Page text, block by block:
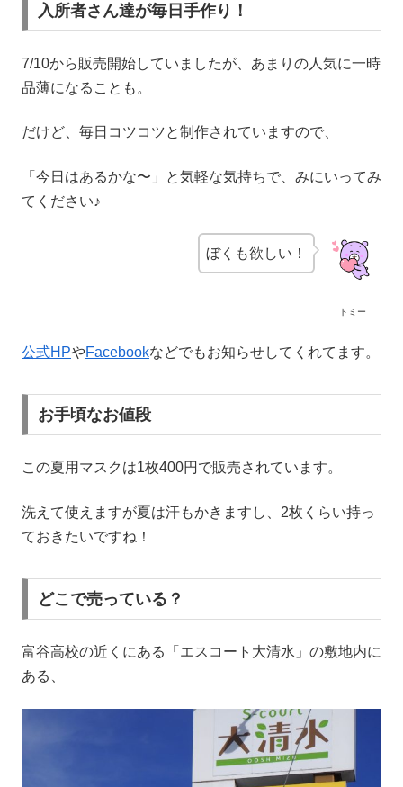
入所者さん達が毎日手作り！
7/10から販売開始していましたが、あまりの人気に一時
品薄になることも。
だけど、毎日コツコツと制作されていますので、
「今日はあるかな〜」と気軽な気持ちで、みにいってみ
てください♪
トミー
ぼくも欲しい！
公式HPやFacebookなどでもお知らせしてくれてます。
お手頃なお値段
この夏用マスクは1枚400円で販売されています。
洗えて使えますが夏は汗もかきますし、2枚くらい持っ
ておきたいですね！
どこで売っている？
富谷高校の近くにある「エスコート大清水」の敷地内に
ある、